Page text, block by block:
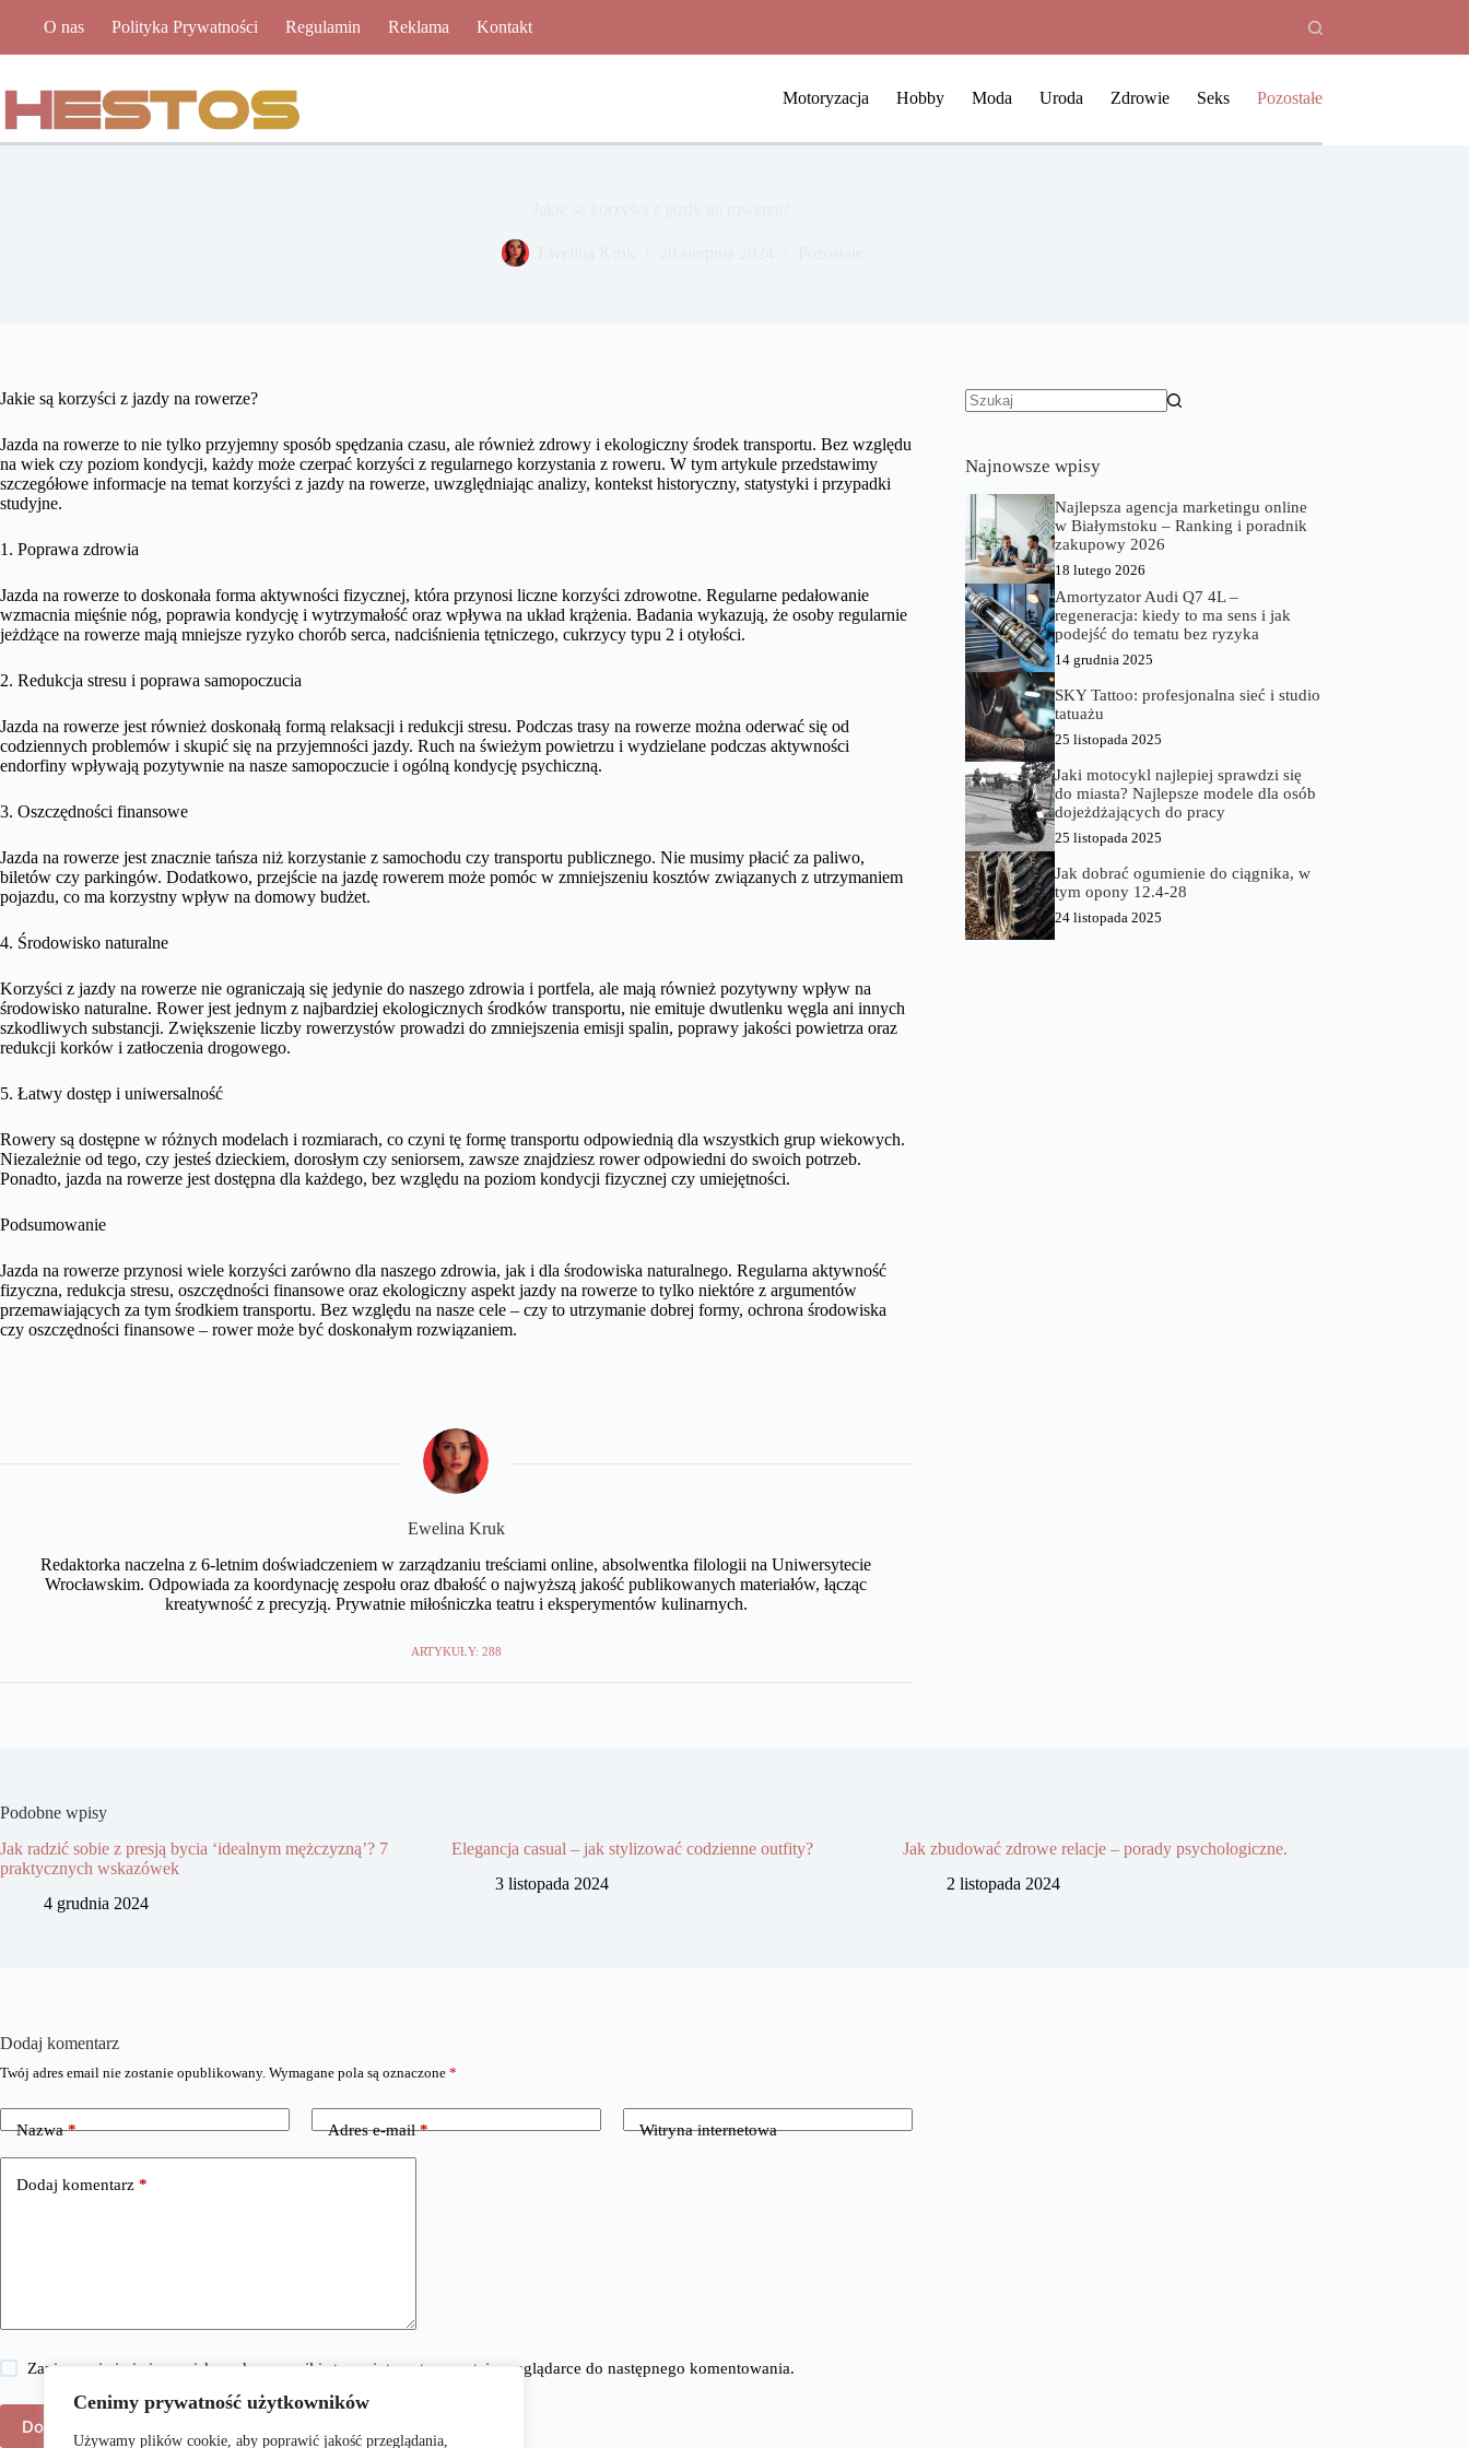
Cenimy prywatność użytkowników
Używamy plików cookie, aby poprawić jakość przeglądania,
O nas Polityka Prywatności Regulamin Reklama Kontakt
Motoryzacja Hobby Moda Uroda Zdrowie Seks Pozostałe
Jakie są korzyści z jazdy na rowerze?
Jazda na rowerze to nie tylko przyjemny sposób spędzania czasu, ale również zdrowy i ekologiczny środek transportu. Bez względu
na wiek czy poziom kondycji, każdy może czerpać korzyści z regularnego korzystania z roweru. W tym artykule przedstawimy
szczegółowe informacje na temat korzyści z jazdy na rowerze, uwzględniając analizy, kontekst historyczny, statystyki i przypadki
studyjne.
1. Poprawa zdrowia
Jazda na rowerze to doskonała forma aktywności fizycznej, która przynosi liczne korzyści zdrowotne. Regularne pedałowanie
wzmacnia mięśnie nóg, poprawia kondycję i wytrzymałość oraz wpływa na układ krążenia. Badania wykazują, że osoby regularnie
jeżdżące na rowerze mają mniejsze ryzyko chorób serca, nadciśnienia tętniczego, cukrzycy typu 2 i otyłości.
2. Redukcja stresu i poprawa samopoczucia
Jazda na rowerze jest również doskonałą formą relaksacji i redukcji stresu. Podczas trasy na rowerze można oderwać się od
codziennych problemów i skupić się na przyjemności jazdy. Ruch na świeżym powietrzu i wydzielane podczas aktywności
endorfiny wpływają pozytywnie na nasze samopoczucie i ogólną kondycję psychiczną.
3. Oszczędności finansowe
Jazda na rowerze jest znacznie tańsza niż korzystanie z samochodu czy transportu publicznego. Nie musimy płacić za paliwo,
biletów czy parkingów. Dodatkowo, przejście na jazdę rowerem może pomóc w zmniejszeniu kosztów związanych z utrzymaniem
pojazdu, co ma korzystny wpływ na domowy budżet.
4. Środowisko naturalne
Korzyści z jazdy na rowerze nie ograniczają się jedynie do naszego zdrowia i portfela, ale mają również pozytywny wpływ na
środowisko naturalne. Rower jest jednym z najbardziej ekologicznych środków transportu, nie emituje dwutlenku węgla ani innych
szkodliwych substancji. Zwiększenie liczby rowerzystów prowadzi do zmniejszenia emisji spalin, poprawy jakości powietrza oraz
redukcji korków i zatłoczenia drogowego.
5. Łatwy dostęp i uniwersalność
Rowery są dostępne w różnych modelach i rozmiarach, co czyni tę formę transportu odpowiednią dla wszystkich grup wiekowych.
Niezależnie od tego, czy jesteś dzieckiem, dorosłym czy seniorsem, zawsze znajdziesz rower odpowiedni do swoich potrzeb.
Ponadto, jazda na rowerze jest dostępna dla każdego, bez względu na poziom kondycji fizycznej czy umiejętności.
Podsumowanie
Jazda na rowerze przynosi wiele korzyści zarówno dla naszego zdrowia, jak i dla środowiska naturalnego. Regularna aktywność
fizyczna, redukcja stresu, oszczędności finansowe oraz ekologiczny aspekt jazdy na rowerze to tylko niektóre z argumentów
przemawiających za tym środkiem transportu. Bez względu na nasze cele – czy to utrzymanie dobrej formy, ochrona środowiska
czy oszczędności finansowe – rower może być doskonałym rozwiązaniem.
Ewelina Kruk
Redaktorka naczelna z 6-letnim doświadczeniem w zarządzaniu treściami online, absolwentka filologii na Uniwersytecie
Wrocławskim. Odpowiada za koordynację zespołu oraz dbałość o najwyższą jakość publikowanych materiałów, łącząc
kreatywność z precyzją. Prywatnie miłośniczka teatru i eksperymentów kulinarnych.
ARTYKUŁY: 288
Najnowsze wpisy
Najlepsza agencja marketingu online
w Białymstoku – Ranking i poradnik
zakupowy 2026
18 lutego 2026
Amortyzator Audi Q7 4L –
regeneracja: kiedy to ma sens i jak
podejść do tematu bez ryzyka
14 grudnia 2025
SKY Tattoo: profesjonalna sieć i studio
tatuażu
25 listopada 2025
Jaki motocykl najlepiej sprawdzi się
do miasta? Najlepsze modele dla osób
dojeżdżających do pracy
25 listopada 2025
Jak dobrać ogumienie do ciągnika, w
tym opony 12.4-28
24 listopada 2025
Podobne wpisy
Jak radzić sobie z presją bycia ‘idealnym mężczyzną’? 7
praktycznych wskazówek
4 grudnia 2024
Elegancja casual – jak stylizować codzienne outfity?
3 listopada 2024
Jak zbudować zdrowe relacje – porady psychologiczne.
2 listopada 2024
Dodaj komentarz
Twój adres email nie zostanie opublikowany. Wymagane pola są oznaczone *
Nazwa* Adres e-mail* Witryna internetowa
Dodaj komentarz *
Zapisz moje imię i nazwisko, adres e-mail i stronę internetową w tej przeglądarce do następnego komentowania.
Dodaj komentarz